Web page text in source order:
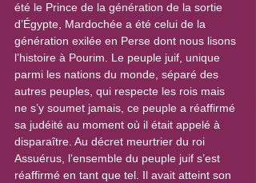
été le Prince de la génération de la sortie
d’Égypte, Mardochée a été celui de la
génération exilée en Perse dont nous lisons
l’histoire à Pourim. Le peuple juif, unique
parmi les nations du monde, séparé des
autres peuples, qui respecte les rois mais
ne s’y soumet jamais, ce peuple a réaffirmé
sa judéité au moment où il était appelé à
disparaître. Au décret meurtrier du roi
Assuérus, l’ensemble du peuple juif s’est
réaffirmé en tant que tel. Il avait atteint son